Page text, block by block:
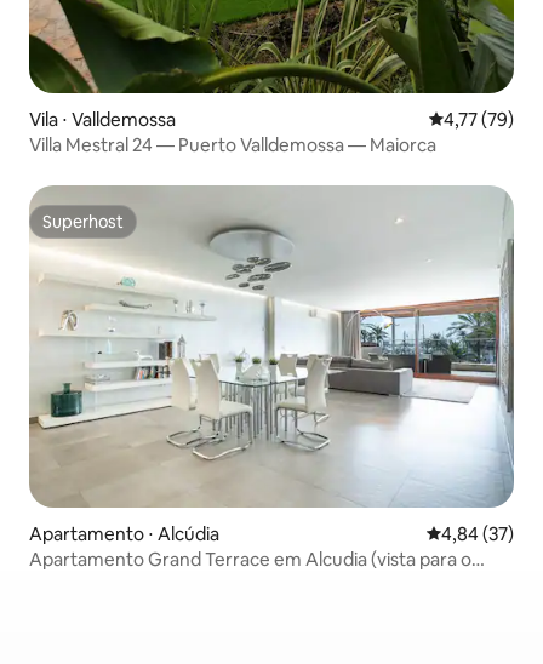
Vila ⋅ Valldemossa 4,77 de uma
4,77 (79)
Villa Mestral 24 — Puerto Valldemossa — Maiorca
Superhost
Superhost
Apartamento ⋅ Alcúdia 4,84 de uma
4,84 (37)
Apartamento Grand Terrace em Alcudia (vista para o